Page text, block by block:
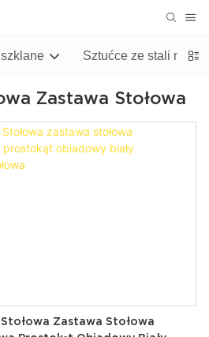
Sztućce ze stali
Zastawa Stołowa
Zastawa Stołowa